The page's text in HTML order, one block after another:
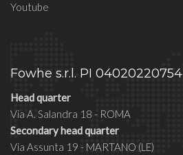
Youtube
Fowhe s.r.l. PI 04020220754
Head quarter
Via A. Salandra 18 - ROMA
Secondary head quarter
Via Assunta 19 - MARTANO (LE)